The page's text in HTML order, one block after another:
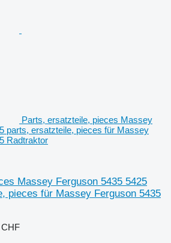
Parts, ersatzteile, pieces Massey
parts, ersatzteile, pieces für Massey
Radtraktor
Massey Ferguson 5435 5425
pieces für Massey Ferguson 5435